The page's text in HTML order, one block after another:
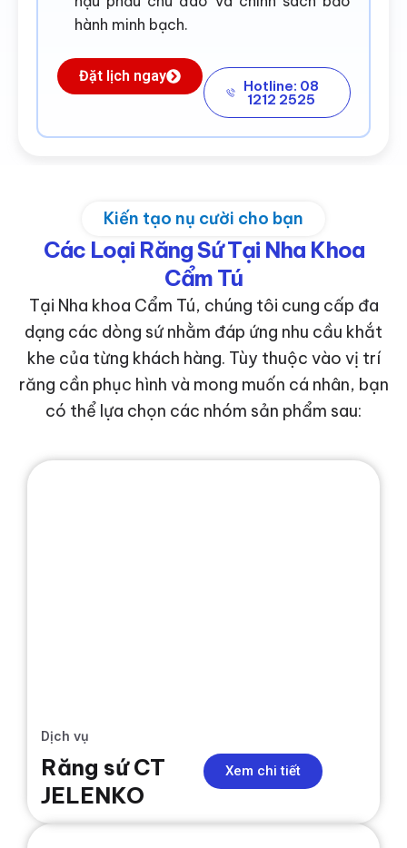
hành minh bạch.
Đặt lịch ngay
Hotline: 08
1212 2525
Kiến tạo nụ cười cho bạn
Các Loại Răng Sứ Tại Nha Khoa
Cẩm Tú
Tại Nha khoa Cẩm Tú, chúng tôi cung cấp đa
dạng các dòng sứ nhằm đáp ứng nhu cầu khắt
khe của từng khách hàng. Tùy thuộc vào vị trí
răng cần phục hình và mong muốn cá nhân, bạn
có thể lựa chọn các nhóm sản phẩm sau:
Dịch vụ
Răng sứ CT
JELENKO
Xem chi tiết